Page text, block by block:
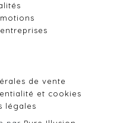
de vente
et cookies
légales